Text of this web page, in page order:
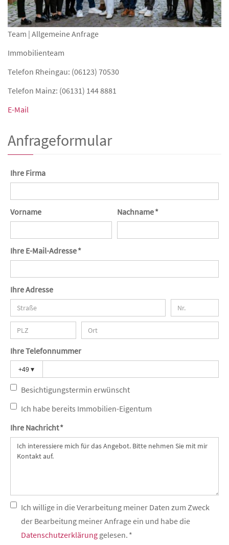
Team | Allgemeine Anfrage
Immobilienteam
Telefon Rheingau: (06123) 70530
Telefon Mainz: (06131) 144 8881
E-Mail
Anfrageformular
Ihre Firma
Vorname Nachname *
Ihre E-Mail-Adresse *
Ihre Adresse
Ihre Telefonnummer
+49▾
Besichtigungstermin erwünscht
Ich habe bereits Immobilien-Eigentum
Ihre Nachricht *
Ich willige in die Verarbeitung meiner Daten zum Zweck
der Bearbeitung meiner Anfrage ein und habe die
Datenschutzerklärung gelesen. *